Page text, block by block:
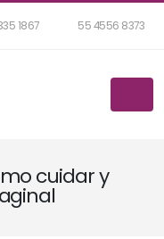
1867 55 4556 8373
cuidar y